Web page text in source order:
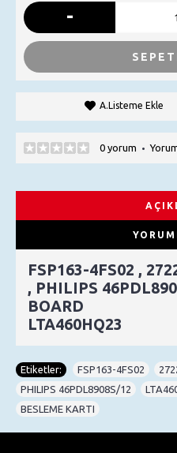
-
A.Listeme Ekle
0 yorum •
FSP163-4FS02 ,
, PHILIPS
BOARD
LTA460HQ23
Etiketler: FSP163-4FS02
PHILIPS 46PDL8908S/12
BESLEME KARTI